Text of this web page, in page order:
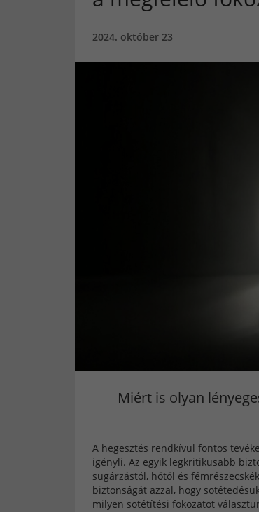
2024. október 23
Miért is olyan
A hegesztés rendkívül fontos
igényli. Az egyik legkritikusabb
sugárzástól, hőtől és
biztonságát azzal, hogy
milyen sötétítési fokozatot